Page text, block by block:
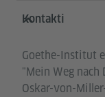
Service- und
Kontakti
Goethe-Institut
"Mein Weg nach
Oskar-von-